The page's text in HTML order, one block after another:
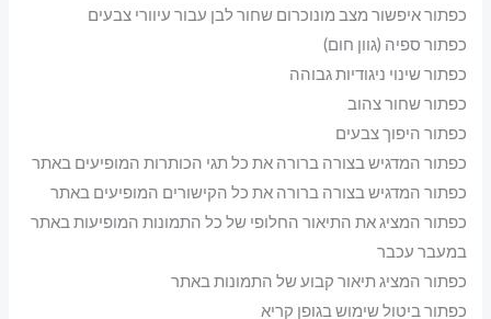
כפתור איפשור מצב מונוכרום שחור לבן עבור עיוורי צבעים
כפתור ספיה (גוון חום)
כפתור שינוי ניגודיות גבוהה
כפתור שחור צהוב
כפתור היפוך צבעים
כפתור המדגיש בצורה ברורה את כל תגי הכותרות המופיעים באתר
כפתור המדגיש בצורה ברורה את כל הקישורים המופיעים באתר
כפתור המציג את התיאור החלופי של כל התמונות המופיעות באתר
במעבר עכבר
כפתור המציג תיאור קבוע של התמונות באתר
כפתור ביטול שימוש בגופן קריא